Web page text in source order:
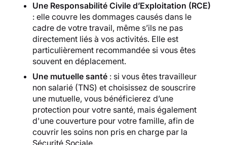
Une Responsabilité Civile d’Exploitation (RCE)
: elle couvre les dommages causés dans le
cadre de votre travail, même s’ils ne pas
directement liés à vos activités. Elle est
particulièrement recommandée si vous êtes
souvent en déplacement.
Une mutuelle santé : si vous êtes travailleur
non salarié (TNS) et choisissez de souscrire
une mutuelle, vous bénéficierez d’une
protection pour votre santé, mais également
d'une couverture pour votre famille, afin de
couvrir les soins non pris en charge par la